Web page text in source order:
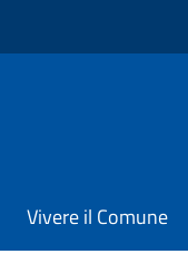
Vivere il Comune